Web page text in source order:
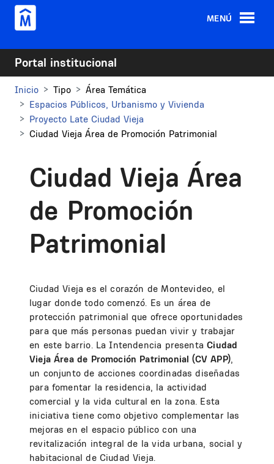
Pasar al contenido principal
MENÚ
Portal institucional
Inicio Tipo
Área Temática
Espacios Públicos, Urbanismo y Vivienda
Proyecto Late Ciudad Vieja
Ciudad Vieja Área de Promoción Patrimonial
Ciudad Vieja Área
de Promoción
Patrimonial
Ciudad Vieja es el corazón de Montevideo, el
lugar donde todo comenzó. Es un área de
protección patrimonial que ofrece oportunidades
para que más personas puedan vivir y trabajar
en este barrio. La Intendencia presentaCiudad
Vieja Área de Promoción Patrimonial (CV APP),
un conjunto de acciones coordinadas diseñadas
para fomentar la residencia, la actividad
comercial y la vida cultural en la zona. Esta
iniciativa tiene como objetivo complementar las
mejoras en el espacio público con una
revitalización integral de la vida urbana, social y
habitacional de Ciudad Vieja.